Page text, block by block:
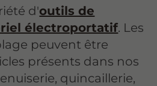
d'outils de
électroportatif. Les
peuvent être
présents dans nos
quincaillerie,